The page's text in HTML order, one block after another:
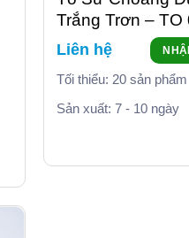
Trắng Trơn – TO
Liên hệ
Tối thiểu: 20 sản phẩm
Sản xuất: 7 - 10 ngày